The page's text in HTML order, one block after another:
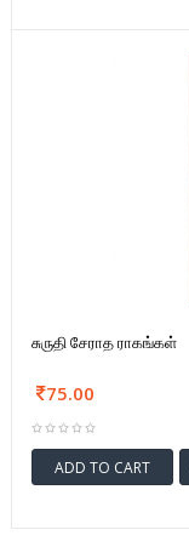
சுருதி சேராத ராகங்கள்
75.00
ADD TO CART